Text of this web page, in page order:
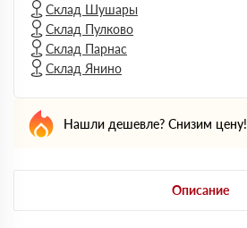
Склад Шушары
Склад Пулково
Склад Парнас
Склад Янино
Нашли дешевле? Снизим цену!
Описание